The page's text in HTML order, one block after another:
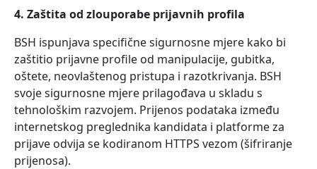
4. Zaštita od zlouporabe prijavnih profila
BSH ispunjava specifične sigurnosne mjere kako bi
zaštitio prijavne profile od manipulacije, gubitka,
oštete, neovlaštenog pristupa i razotkrivanja. BSH
svoje sigurnosne mjere prilagođava u skladu s
tehnološkim razvojem. Prijenos podataka između
internetskog preglednika kandidata i platforme za
prijave odvija se kodiranom HTTPS vezom (šifriranje
prijenosa).